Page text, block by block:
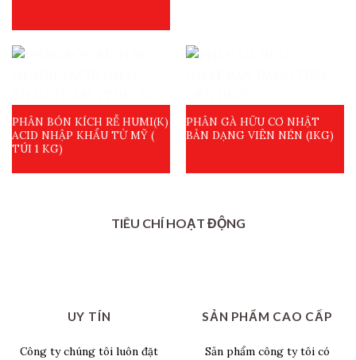
PHÂN BÓN KÍCH RỄ HUMI(K)
ACID NHẬP KHẨU TỪ MỸ (
TÚI 1 KG)
PHÂN GÀ HỮU CƠ NHẬT
BẢN DẠNG VIÊN NÉN (1KG)
TIÊU CHÍ HOẠT ĐỘNG
UY TÍN
Công ty chúng tôi luôn đặt
SẢN PHẨM CAO CẤP
Sản phẩm công ty tôi có